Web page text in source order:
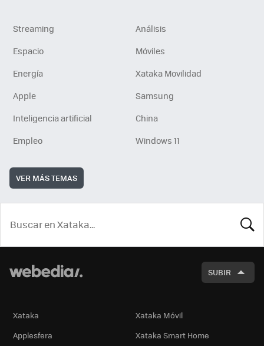
Streaming
Análisis
Espacio
Móviles
Energía
Xataka Movilidad
Apple
Samsung
Inteligencia artificial
China
Empleo
Windows 11
VER MÁS TEMAS
SUBIR
Xataka
Xataka Móvil
Applesfera
Xataka Smart Home